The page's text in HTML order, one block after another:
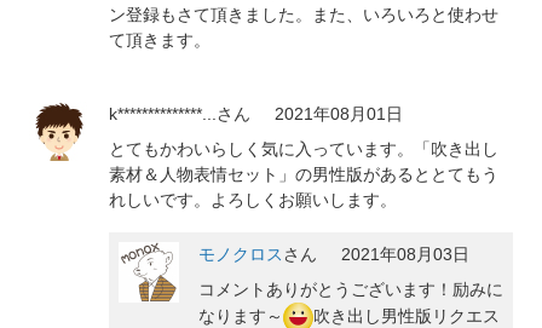
ン登録もさて頂きました。また、いろいろと使わせ
て頂きます。
k**************... さん
2021年08月01日
とてもかわいらしく気に入っています。「吹き出し
素材＆人物表情セット」の男性版があるととてもう
れしいです。よろしくお願いします。
モノクロス さん
2021年08月03日
コメントありがとうございます！励みに
なります～
吹き出し男性版リクエス